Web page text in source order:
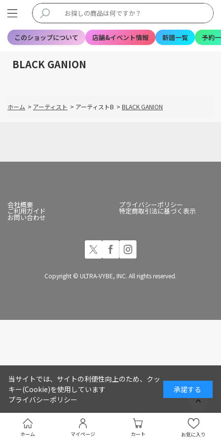
このショップについて 店舗&イベント情報 新譜一覧 予約
ホーム マイページ カート お気に入り
BLACK GANION
ホーム > アーティスト > アーティストB > BLACK GANION
会社概要 プライバシーポリシー
ご利用ガイド 特定商取引法に基づく表示
お問い合わせ
Copyright © ULTRA-VYBE, INC. All rights reserved.
当サイトでは、サイトの利便性向上のため、クッ
キー(Cookie)を使用しています
プライバシーポリシー
承諾する